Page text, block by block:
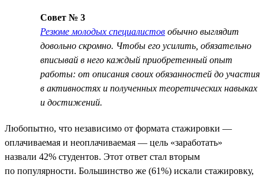
Совет № 3
Резюме молодых специалистов обычно выглядит
довольно скромно. Чтобы его усилить, обязательно
вписывай в него каждый приобретенный опыт
работы: от описания своих обязанностей до участия
в активностях и полученных теоретических навыках
и достижений.
Любопытно, что независимо от формата стажировки —
оплачиваемая и неоплачиваемая — цель «заработать»
назвали 42% студентов. Этот ответ стал вторым
по популярности. Большинство же (61%) искали стажировку,